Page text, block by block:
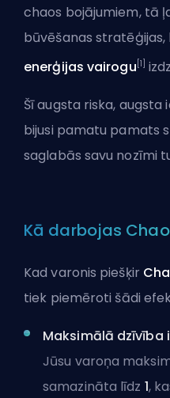
chaos bojājumiem, tā
būvēšanas
enerģijas vairogu [1]
Šī augsta riska,
bijusi pamatu pamats
saglabās savu nozīmi
Kā darbojas
Kad varonis piešķir
tiek piemēroti šādi
Maksimālā dzīvība
Jūsu varoņa
samazināta līdz 1,